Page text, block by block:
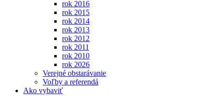
rok 2016
rok 2015
rok 2014
rok 2013
rok 2012
rok 2011
rok 2010
rok 2026
Verejné obstarávanie
Voľby a referendá
Ako vybaviť